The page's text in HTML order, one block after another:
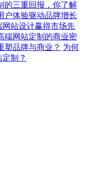
的三重回报，你了解
户体验驱动品牌增长
站设计赢得市场先
端网站定制的商业密
塑品牌与商业？ 为何
制？